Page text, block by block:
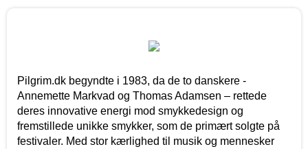
Pilgrim.dk begyndte i 1983, da de to danskere -
Annemette Markvad og Thomas Adamsen – rettede
deres innovative energi mod smykkedesign og
fremstillede unikke smykker, som de primært solgte på
festivaler. Med stor kærlighed til musik og mennesker